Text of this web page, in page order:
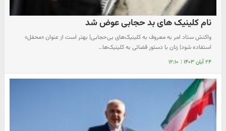
نام کلینیک های بد حجابی عوض شد
واکنش ستاد امر به معروف به کلینیک‌های بی‌حجابی| بهتر است از عنوان «محفل»
استفاده شود| زنان با دستور قضائی به کلینیک‌ها…
۲۴ آبان ۱۴۰۳ | ۱۲:۱۰